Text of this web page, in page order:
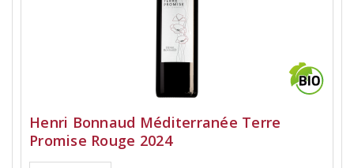
Henri Bonnaud Méditerranée Terre
Promise Rouge 2024